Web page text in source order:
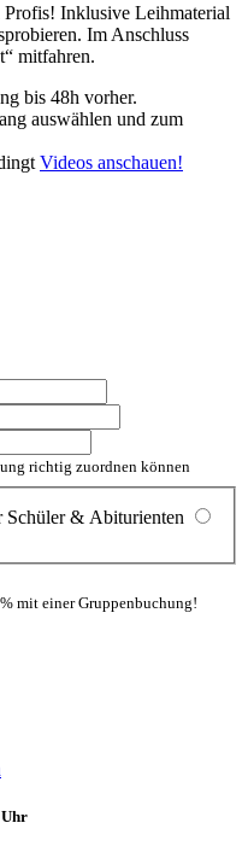
Inklusive Leihmaterial
Im Anschluss
mitfahren.
bis 48h vorher.
auswählen und zum
Videos anschauen!
richtig zuordnen können
Schüler & Abiturienten
mit einer Gruppenbuchung!
Uhr